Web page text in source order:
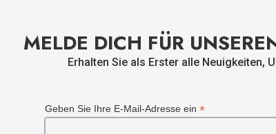
MELDE DICH FÜR
Erhalten Sie als Erster alle Neuigkeiten,
Geben Sie Ihre E-Mail-Adresse ein *